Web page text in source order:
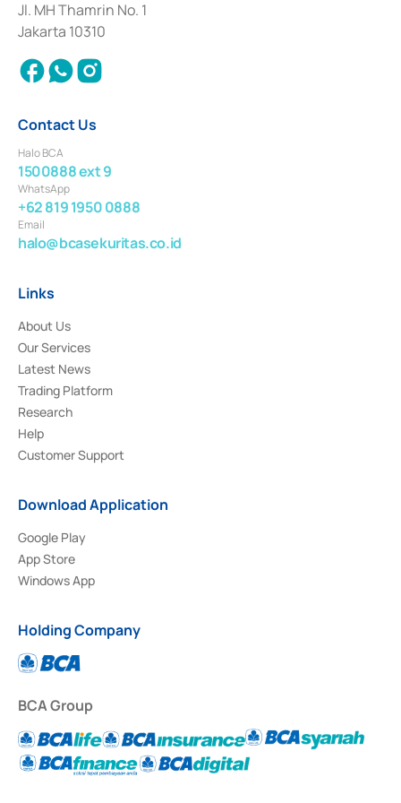
Institution for the Issuance, Transaction, and Administration and
Settlement of Commercial Paper Transactions whose license was issued in
2018.
Jl. MH Thamrin No. 1
Jakarta 10310
Contact Us
Halo BCA
1500888 ext 9
WhatsApp
+62 819 1950 0888
Email
halo@bcasekuritas.co.id
Links
About Us
Our Services
Latest News
Trading Platform
Research
Help
Customer Support
Download Application
Google Play
App Store
Windows App
Holding Company
BCA Group